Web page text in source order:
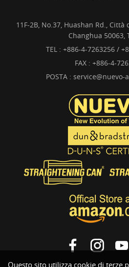
Questo sito utilizza cookie di terze
11F-2B, No.37, Huashan Rd.,
Changhua 50063,
TEL : +886-4-7263256 /
FAX : +886-4-
POSTA : service@nuevo-